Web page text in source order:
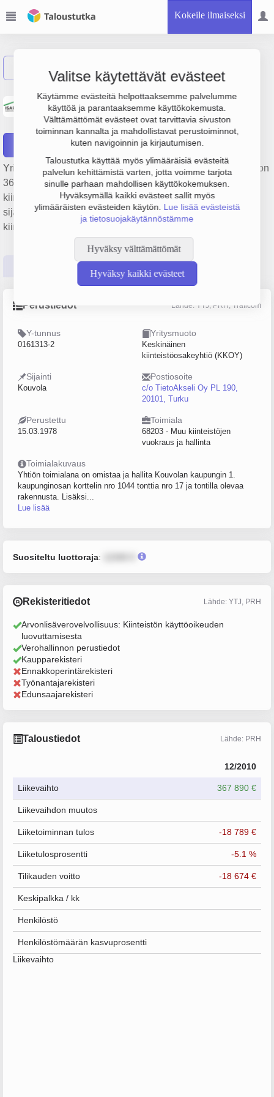
Kokeile ilmaiseksi
Valitse käytettävät evästeet
Käytämme evästeitä helpottaaksemme palvelumme
käyttöä ja parantaaksemme käyttökokemusta.
Välttämättömät evästeet ovat tarvittavia sivuston
toiminnan kannalta ja mahdollistavat perustoiminnot,
kuten navigoinnin ja kirjautumisen.
Taloustutka käyttää myös ylimääräisiä evästeitä
palvelun kehittämistä varten, jotta voimme tarjota
sinulle parhaan mahdollisen käyttökokemuksen.
Hyväksymällä kaikki evästeet sallit myös
ylimääräisten evästeiden käytön. Lue lisää evästeistä
ja tietosuojakäytännöstämme
Hyväksy välttämättömät
Hyväksy kaikki evästeet
Kiinteistö Oy Kouvolan
Pohjoislaakso
Yrityksen Kiinteistö Oy Kouvolan Pohjoislaakso liikevaihto on
368 000 € ja tulos -19 000 €. Sen päätoimiala on Muu
kiinteistöjen vuokraus ja hallinta, perustamisvuosi 1978 ja
sijainti Kouvola. Yrityksen yhtiömuoto Keskinäinen
kiinteistöosakeyhtiö (KKOY).
Päättäjätiedot
Perustiedot Lähde: YTJ, PRH, Traficom
Y-tunnus
0161313-2
Yritysmuoto
Keskinäinen
kiinteistöosakeyhtiö (KKOY)
Sijainti
Kouvola
Postiosoite
c/o TietoAkseli Oy PL 190,
20101, Turku
Perustettu
15.03.1978
Toimiala
68203 - Muu kiinteistöjen
vuokraus ja hallinta
Toimialakuvaus
Yhtiön toimialana on omistaa ja hallita Kouvolan kaupungin 1.
kaupunginosan korttelin nro 1044 tonttia nro 17 ja tontilla olevaa
rakennusta. Lisäksi...
Lue lisää
Suositeltu luottoraja:
Rekisteritiedot Lähde: YTJ, PRH
Arvonlisäverovelvollisuus: Kiinteistön käyttöoikeuden
luovuttamisesta
Verohallinnon perustiedot
Kaupparekisteri
Ennakkoperintärekisteri
Työnantajarekisteri
Edunsaajarekisteri
Taloustiedot Lähde: PRH
12/2010
Liikevaihto 367 890 €
Liikevaihdon muutos
Liiketoiminnan tulos -18 789 €
Liiketulosprosentti -5.1 %
Tilikauden voitto -18 674 €
Keskipalkka / kk
Henkilöstö
Henkilöstömäärän kasvuprosentti
Liikevaihto